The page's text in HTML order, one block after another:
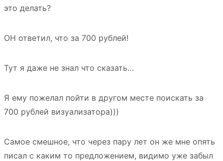
это делать?
ОН ответил, что за 700 рублей!
Тут я даже не знал что сказать…
Я ему пожелал пойти в другом месте поискать за
700 рублей визуализатора)))
Самое смешное, что через пару лет он же мне опять
писал с каким то предложением, видимо уже забыл